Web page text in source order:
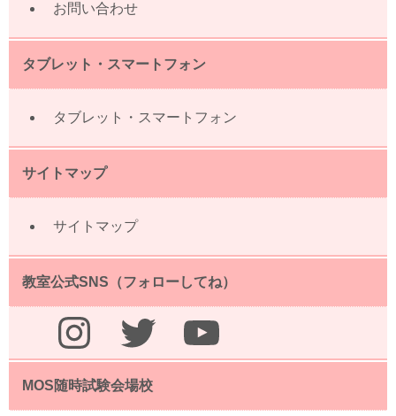
お問い合わせ
タブレット・スマートフォン
タブレット・スマートフォン
サイトマップ
サイトマップ
教室公式SNS（フォローしてね）
Instagram Twitter YouTube
MOS随時試験会場校